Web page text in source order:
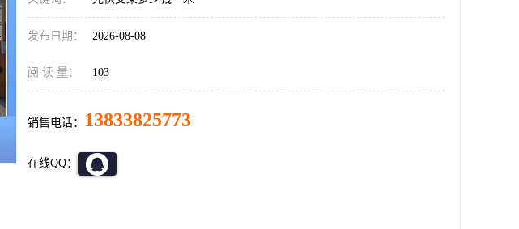
发布日期： 2026-08-08
阅 读 量： 103
销售电话： 13833825773
在线QQ：